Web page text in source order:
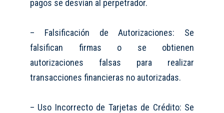
pagos se desvían al perpetrador.
– Falsificación de Autorizaciones: Se
falsifican firmas o se obtienen
autorizaciones falsas para realizar
transacciones financieras no autorizadas.
– Uso Incorrecto de Tarjetas de Crédito: Se